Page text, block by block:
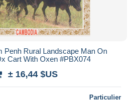
Penh Rural Landscape Man On
Cart With Oxen #PBX074
± 16,44 $US
Particulier